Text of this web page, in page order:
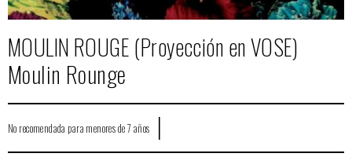
MOULIN ROUGE (Proyección en VOSE)
Moulin Rounge
No recomendada para menores de 7 años |